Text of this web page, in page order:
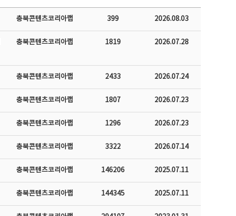
충북콘텐츠코리아랩 399 2026.08.03
충북콘텐츠코리아랩 1819 2026.07.28
충북콘텐츠코리아랩 2433 2026.07.24
충북콘텐츠코리아랩 1807 2026.07.23
충북콘텐츠코리아랩 1296 2026.07.23
충북콘텐츠코리아랩 3322 2026.07.14
충북콘텐츠코리아랩 146206 2025.07.11
충북콘텐츠코리아랩 144345 2025.07.11